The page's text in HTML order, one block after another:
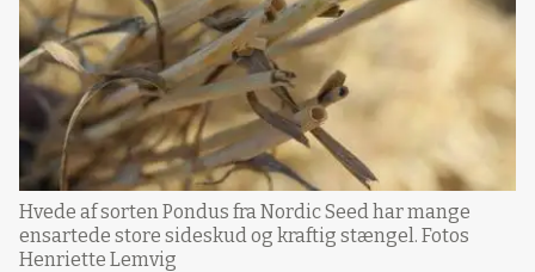
Hvede af sorten Pondus fra Nordic Seed har mange
ensartede store sideskud og kraftig stængel. Fotos
Henriette Lemvig